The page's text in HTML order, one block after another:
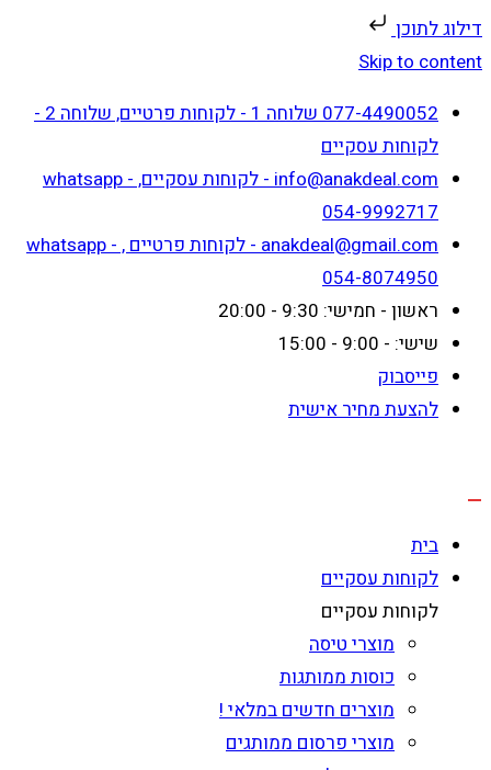
דילוג לתוכן
Skip to content
077-4490052 שלוחה 1 - לקוחות פרטיים, שלוחה 2 -
לקוחות עסקיים
info@anakdeal.com - לקוחות עסקיים, whatsapp -
054-9992717
anakdeal@gmail.com - לקוחות פרטיים , whatsapp -
054-8074950
ראשון - חמישי: 9:30 - 20:00
שישי: - 9:00 - 15:00
פייסבוק
להצעת מחיר אישית
בית
לקוחות עסקיים
לקוחות עסקיים
מוצרי טיסה
כוסות ממותגות
מוצרים חדשים במלאי !
מוצרי פרסום ממותגים